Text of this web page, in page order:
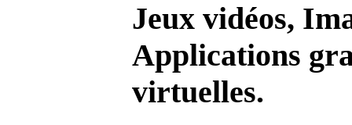
Jeux vidéos,
Applications
virtuelles.